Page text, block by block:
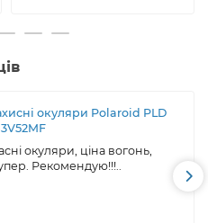
окуляри Polaroid PLD
окуляри, ціна вогонь,
Рекомендую!!!..